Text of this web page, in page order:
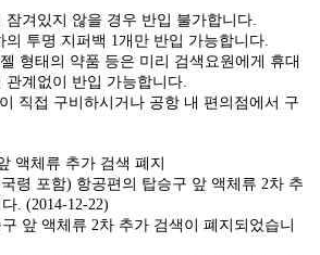
잠겨있지 않을 경우 반입 불가합니다.
의 투명 지퍼백 1개만 반입 가능합니다.
형태의 약품 등은 미리 검색요원에게 휴대
계없이 반입 가능합니다.
직접 구비하시거나 공항 내 편의점에서 구
액체류 추가 검색 폐지
령 포함) 항공편의 탑승구 앞 액체류 2차 추
. (2014-12-22)
앞 액체류 2차 추가 검색이 폐지되었습니